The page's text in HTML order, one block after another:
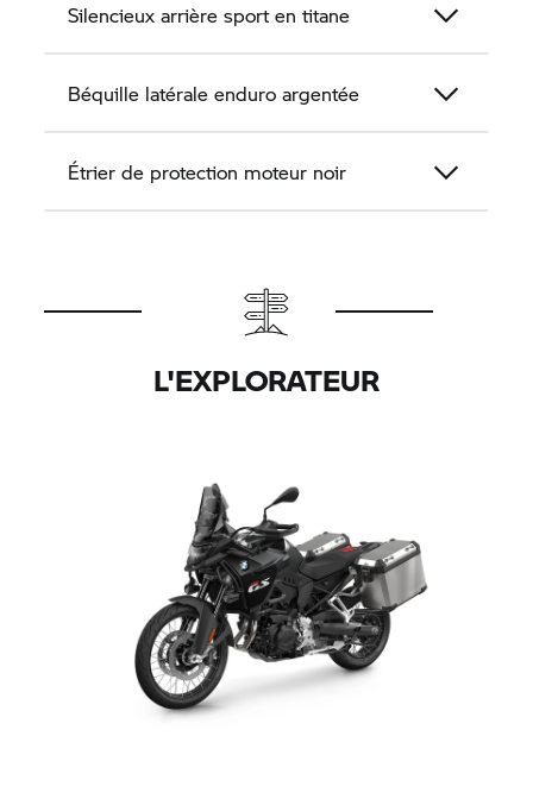
Silencieux arrière sport en titane
Béquille latérale enduro argentée
Étrier de protection moteur noir
L'EXPLORATEUR